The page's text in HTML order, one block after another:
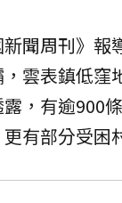
聞周刊》報
雲表鎮低窪
，有逾900
有部分受困